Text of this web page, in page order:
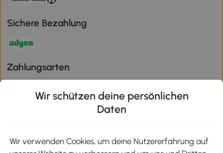
Sichere Bezahlung
Zahlungsarten
Wir schützen deine persönlichen
Daten
Wir verwenden Cookies, um deine Nutzererfahrung auf